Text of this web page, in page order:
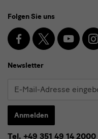
Media
und
Newsletter
Folgen Sie uns
Facebook
X
Newsletter
E-
Adresse
Anmelden
Tel. +49 351 49 14 2000